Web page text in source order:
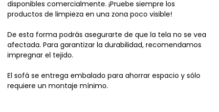
disponibles comercialmente. ¡Pruebe siempre los
productos de limpieza en una zona poco visible!
De esta forma podrás asegurarte de que la tela no se vea
afectada. Para garantizar la durabilidad, recomendamos
impregnar el tejido.
El sofá se entrega embalado para ahorrar espacio y sólo
requiere un montaje mínimo.